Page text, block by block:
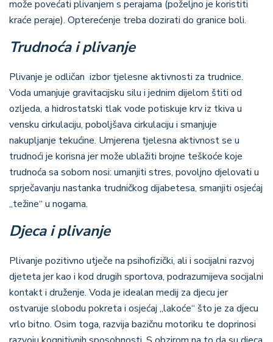
može povećati plivanjem s perajama (poželjno je koristiti
kraće peraje). Opterećenje treba dozirati do granice boli.
Trudnoća i plivanje
Plivanje je odličan izbor tjelesne aktivnosti za trudnice.
Voda umanjuje gravitacijsku silu i jednim dijelom štiti od
ozljeda, a hidrostatski tlak vode potiskuje krv iz tkiva u
vensku cirkulaciju, poboljšava cirkulaciju i smanjuje
nakupljanje tekućine. Umjerena tjelesna aktivnost se u
trudnoći je korisna jer može ublažiti brojne teškoće koje
trudnoća sa sobom nosi: umanjiti stres, povoljno djelovati u
sprječavanju nastanka trudničkog dijabetesa, smanjiti osjećaj
„težine“ u nogama.
Djeca i plivanje
Plivanje pozitivno utječe na psihofizički, ali i socijalni razvoj
djeteta jer kao i kod drugih sportova, podrazumijeva socijalni
kontakt i druženje. Voda je idealan medij za djecu jer
ostvaruje slobodu pokreta i osjećaj „lakoće“ što je za djecu
vrlo bitno. Osim toga, razvija bazičnu motoriku te doprinosi